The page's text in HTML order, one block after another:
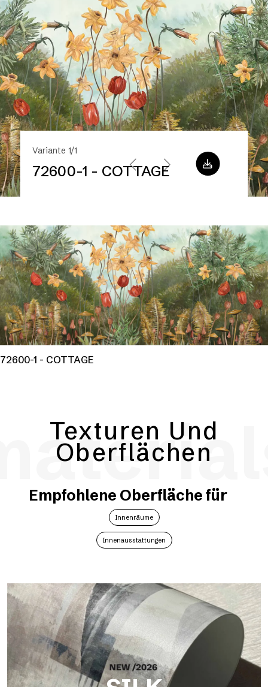
Variante 1/1
72600-1 - COTTAGE
72600-1 - COTTAGE
Texturen Und
Oberflächen
Empfohlene Oberfläche für
Innenräume
Innenausstattungen